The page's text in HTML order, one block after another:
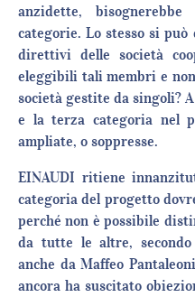
anzidette,
categorie. Lo stesso si
direttivi delle società
eleggibili tali membri e
società gestite da singoli?
e la terza categoria nel
ampliate, o soppresse.
EINAUDI ritiene
categoria del progetto
perché non è possibile
da tutte le altre, secondo
anche da Maffeo
ancora ha suscitato